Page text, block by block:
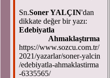
Sn.Soner YALÇIN'dan
dikkate değer bir yazı:
Edebiyatla
Ahmaklaştırma
https://www.sozcu.com.tr/
2021/yazarlar/soner-yalcin
/edebiyatla-ahmaklastirma
-6335565/